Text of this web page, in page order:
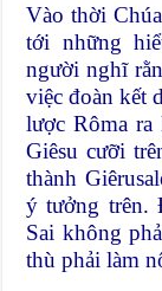
Vào thời
tới những
người nghĩ
việc đoàn kết
lược Rôma
Giêsu cưỡi
thành
ý tưởng trên.
Sai không
thù phải làm